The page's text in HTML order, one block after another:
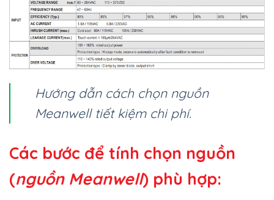
Hướng dẫn cách chọn nguồn
Meanwell tiết kiệm chi phí.
Các bước để tính chọn nguồn
(nguồn Meanwell) phù hợp: